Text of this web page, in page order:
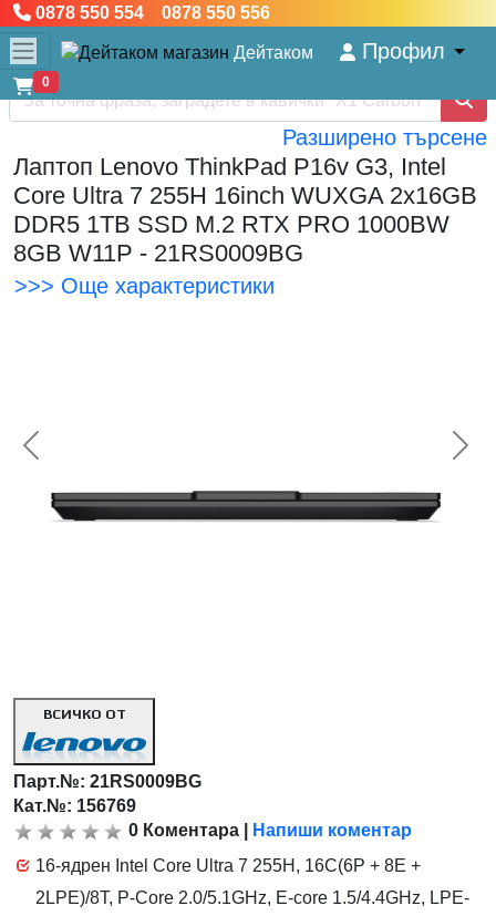
0878 550 554 0878 550 556
Дейтаком Профил
0
Разширено търсене
Лаптоп Lenovo ThinkPad P16v G3, Intel
Core Ultra 7 255H 16inch WUXGA 2x16GB
DDR5 1TB SSD M.2 RTX PRO 1000BW
8GB W11P - 21RS0009BG
>>> Още характеристики
<< Предишна
ВСИЧКО ОТ
Парт.№:21RS0009BG
Кат.№: 156769
0 Коментара
Напиши коментар
16-ядрен Intel Core Ultra 7 255H, 16C(6P + 8E +
2LPE)/8T, P-Core 2.0/5.1GHz, E-core 1.5/4.4GHz, LPE-